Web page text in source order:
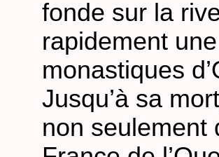
fonde sur la
rapidement
monastiques
Jusqu’à sa
non seulement